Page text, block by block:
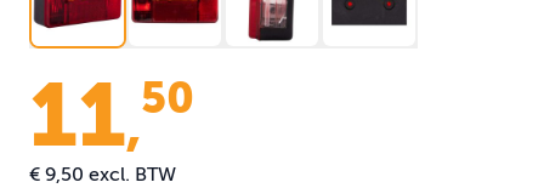
11,50
€ 9,50 excl. BTW